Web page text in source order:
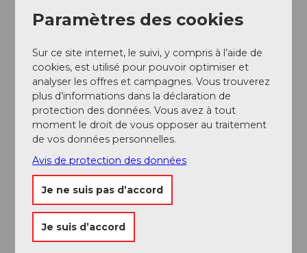
16.09.2024
Dossier média automne/hiver 2024/25
période de l’avent, la Cité de Lucerne se pare de ses
habits de…
Voir l'article
Paramètres des cookies
Sur ce site internet, le suivi, y compris à l’aide de
cookies, est utilisé pour pouvoir optimiser et
analyser les offres et campagnes. Vous trouverez
plus d’informations dans la déclaration de
protection des données. Vous avez à tout
moment le droit de vous opposer au traitement
de vos données personnelles.
Avis de protection des données
Je ne suis pas d’accord
Je suis d’accord